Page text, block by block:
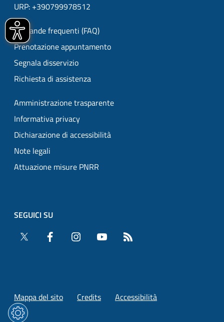
URP: +390799978512
Domande frequenti (FAQ)
Prenotazione appuntamento
Segnala disservizio
Richiesta di assistenza
Amministrazione trasparente
Informativa privacy
Dichiarazione di accessibilità
Note legali
Attuazione misure PNRR
SEGUICI SU
Twitter
Facebook Instagram YouTube
Mappa del sito Credits Accessibilità